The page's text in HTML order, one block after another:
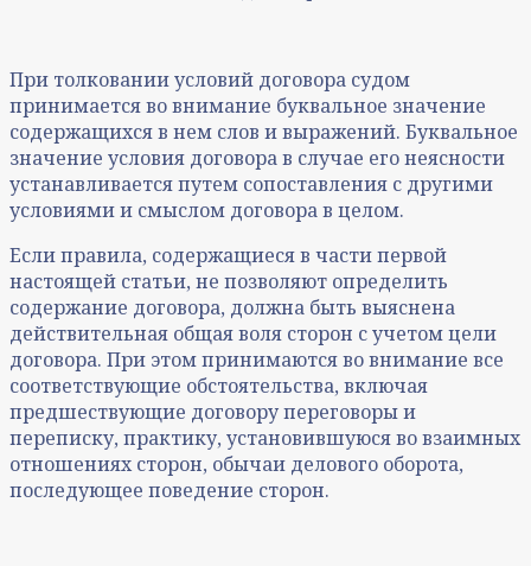
При толковании условий договора судом
принимается во внимание буквальное значение
содержащихся в нем слов и выражений. Буквальное
значение условия договора в случае его неясности
устанавливается путем сопоставления с другими
условиями и смыслом договора в целом.
Если правила, содержащиеся в части первой
настоящей статьи, не позволяют определить
содержание договора, должна быть выяснена
действительная общая воля сторон с учетом цели
договора. При этом принимаются во внимание все
соответствующие обстоятельства, включая
предшествующие договору переговоры и
переписку, практику, установившуюся во взаимных
отношениях сторон, обычаи делового оборота,
последующее поведение сторон.